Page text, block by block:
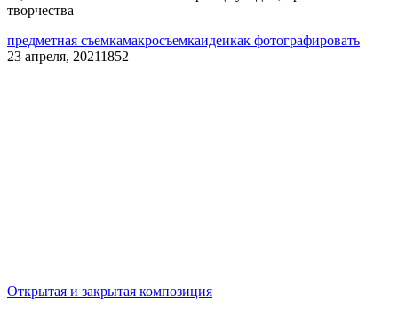
творчества
предметная съемкамакросъемкаидеикак фотографировать
23 апреля, 20211852
Открытая и закрытая композиция